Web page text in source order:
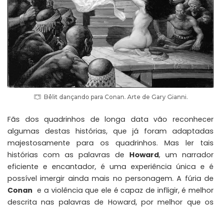
Bêlit dançando para Conan. Arte de Gary Gianni.
Fãs dos quadrinhos de longa data vão reconhecer
algumas destas histórias, que já foram adaptadas
majestosamente para os quadrinhos. Mas ler tais
histórias com as palavras de Howard, um narrador
eficiente e encantador, é uma experiência única e é
possível imergir ainda mais no personagem. A fúria de
Conan e a violência que ele é capaz de infligir, é melhor
descrita nas palavras de Howard, por melhor que os